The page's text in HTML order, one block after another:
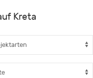
Kreta